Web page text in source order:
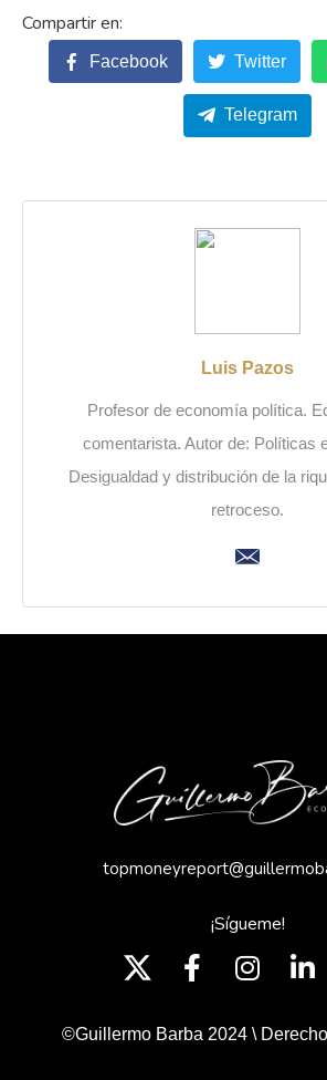
Facebook Twitter
Telegram
Luis Pazos
Profesor de economía política.
comentarista. Autor de: Políticas
Desigualdad y distribución de la
retroceso.
¡Sígueme!
©Guillermo Barba 2024 \